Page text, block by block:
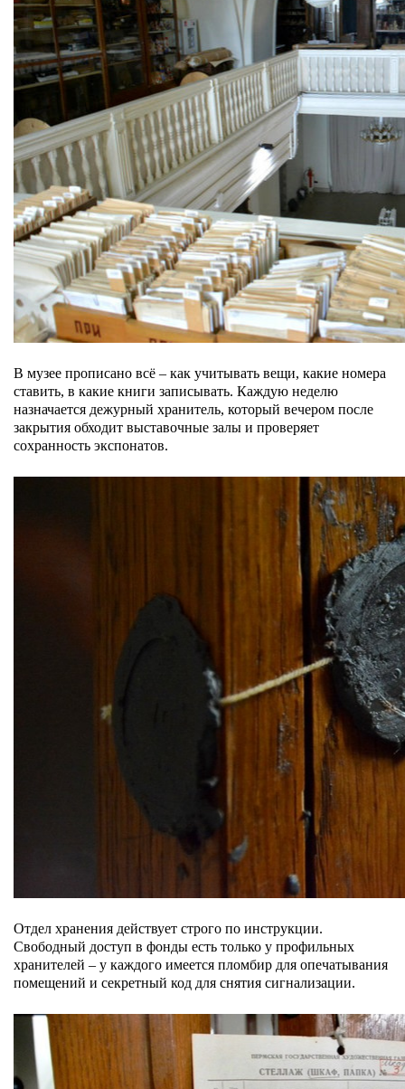
В музее прописано всё – как учитывать вещи, какие номера
ставить, в какие книги записывать. Каждую неделю
назначается дежурный хранитель, который вечером после
закрытия обходит выставочные залы и проверяет
сохранность экспонатов.
Отдел хранения действует строго по инструкции.
Свободный доступ в фонды есть только у профильных
хранителей – у каждого имеется пломбир для опечатывания
помещений и секретный код для снятия сигнализации.